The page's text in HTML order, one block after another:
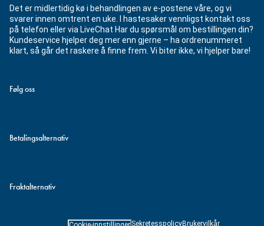
Det er midlertidig kø i behandlingen av e-postene våre, og vi
svarer innen omtrent en uke. I hastesaker vennligst kontakt oss
på telefon eller via LiveChat Har du spørsmål om bestillingen din?
Kundeservice hjelper deg mer enn gjerne – ha ordrenummeret
klart, så går det raskere å finne frem. Vi biter ikke, vi hjelper bare!
Følg oss
Betalingsalternativ
Fraktalternativ
SekretesspolicyBrukervilkår